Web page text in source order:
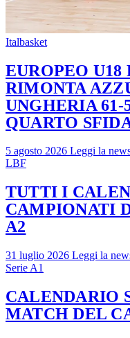
Italbasket
EUROPEO
RIMONTA
UNGHERIA 61-
QUARTO
5 agosto 2026 Leggi la
LBF
TUTTI I
CAMPIONATI
A2
31 luglio 2026 Leggi la
Serie A1
CALENDARIO
MATCH DEL